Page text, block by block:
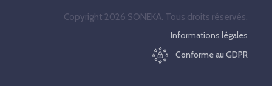
Copyright 2026 SONEKA. Tous droits réservés.
Informations légales
Conforme au GDPR